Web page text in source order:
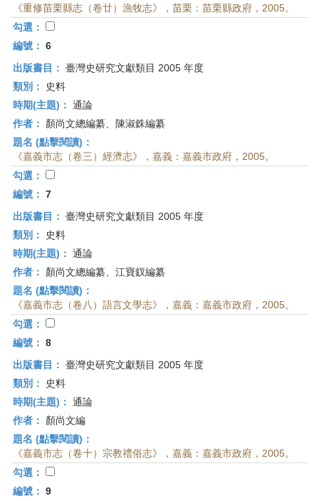
《重修苗栗縣志（卷廿）漁牧志》，苗栗：苗栗縣政府，2005。
勾選：
編號： 6
出版書目： 臺灣史研究文獻類目 2005 年度
類別：
史料
時期(主題)： 通論
作者：
顏尚文總編纂、陳淑銖編纂
題名 (點擊閱讀)：
《嘉義市志（卷三）經濟志》，嘉義：嘉義市政府，2005。
勾選：
編號： 7
出版書目： 臺灣史研究文獻類目 2005 年度
類別：
史料
時期(主題)： 通論
作者：
顏尚文總編纂、江寶釵編纂
題名 (點擊閱讀)：
《嘉義市志（卷八）語言文學志》，嘉義：嘉義市政府，2005。
勾選：
編號： 8
出版書目： 臺灣史研究文獻類目 2005 年度
類別：
史料
時期(主題)： 通論
作者：
顏尚文編
題名 (點擊閱讀)：
《嘉義市志（卷十）宗教禮俗志》，嘉義：嘉義市政府，2005。
勾選：
編號： 9